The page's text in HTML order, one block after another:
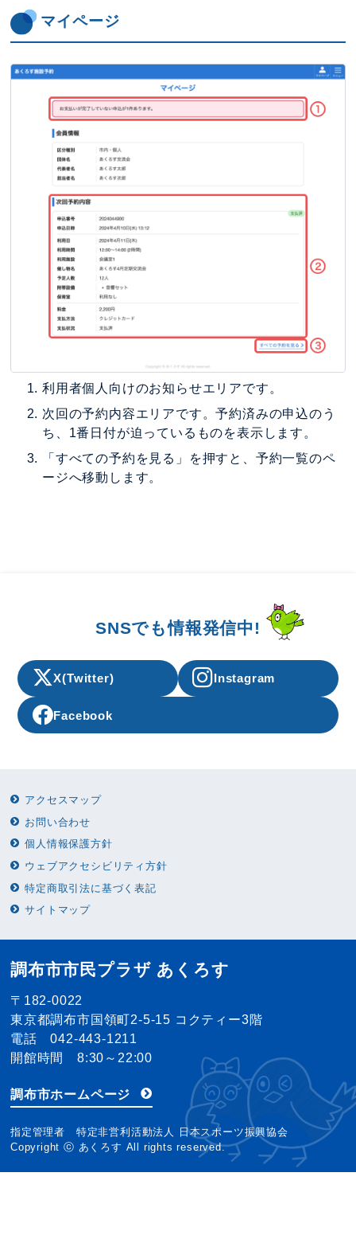
マイページ
利用者個人向けのお知らせエリアです。
次回の予約内容エリアです。予約済みの申込のう
ち、1番日付が迫っているものを表示します。
「すべての予約を見る」を押すと、予約一覧のペ
ージへ移動します。
SNSでも情報発信中!
X(Twitter) Instagram
Facebook
アクセスマップ
お問い合わせ
個人情報保護方針
ウェブアクセシビリティ方針
特定商取引法に基づく表記
サイトマップ
調布市市民プラザ あくろす
〒182-0022
東京都調布市国領町2-5-15 コクティー3階
電話 042-443-1211
開館時間 8:30～22:00
調布市ホームページ
指定管理者 特定非営利活動法人 日本スポーツ振興協会
Copyright ⓒ あくろす All rights reserved.